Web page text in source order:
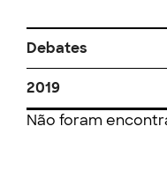
Debates
2019
Não foram